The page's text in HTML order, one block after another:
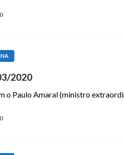
2020
o Paulo Amaral (ministro